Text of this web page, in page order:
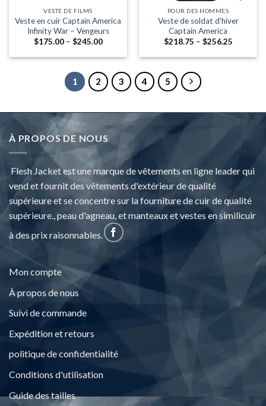
VESTE DE FILMS
Veste en cuir Captain America
Infinity War – Vengeurs
$175.00 – $245.00Fourchette:
à
$245.00
POUR DES HOMMES
Veste de soldat d'hiver
Captain America
$218.75 – $256.25
à
1 2 3 4 5
À PROPOS DE NOUS
Flesh Jacket est une marque de vêtements en ligne leader qui
vend et fournit des vêtements d'extérieur de qualité
supérieure et se concentre sur la fourniture de cuir de qualité
supérieure., peau d'agneau, et manteaux et vestes en similicuir
à des prix raisonnables.
Mon compte
À propos de nous
Suivi de commande
Expédition et retours
politique de confidentialité
Conditions d'utilisation
Guide des tailles